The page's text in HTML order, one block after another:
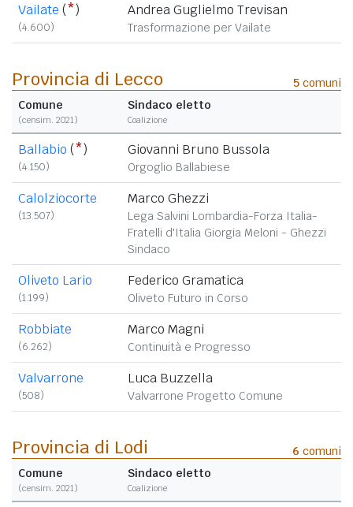
Vailate (*)
(4.600)
Andrea Guglielmo Trevisan
Trasformazione per Vailate
Provincia di Lecco 5 comuni
Comune
(censim. 2021)
Sindaco eletto
Coalizione
Ballabio (*)
(4.150)
Giovanni Bruno Bussola
Orgoglio Ballabiese
Calolziocorte
(13.507)
Marco Ghezzi
Lega Salvini Lombardia-Forza Italia-
Fratelli d'Italia Giorgia Meloni - Ghezzi
Sindaco
Oliveto Lario
(1.199)
Federico Gramatica
Oliveto Futuro in Corso
Robbiate
(6.262)
Marco Magni
Continuità e Progresso
Valvarrone
(508)
Luca Buzzella
Valvarrone Progetto Comune
Provincia di Lodi 6 comuni
Comune
(censim. 2021)
Sindaco eletto
Coalizione